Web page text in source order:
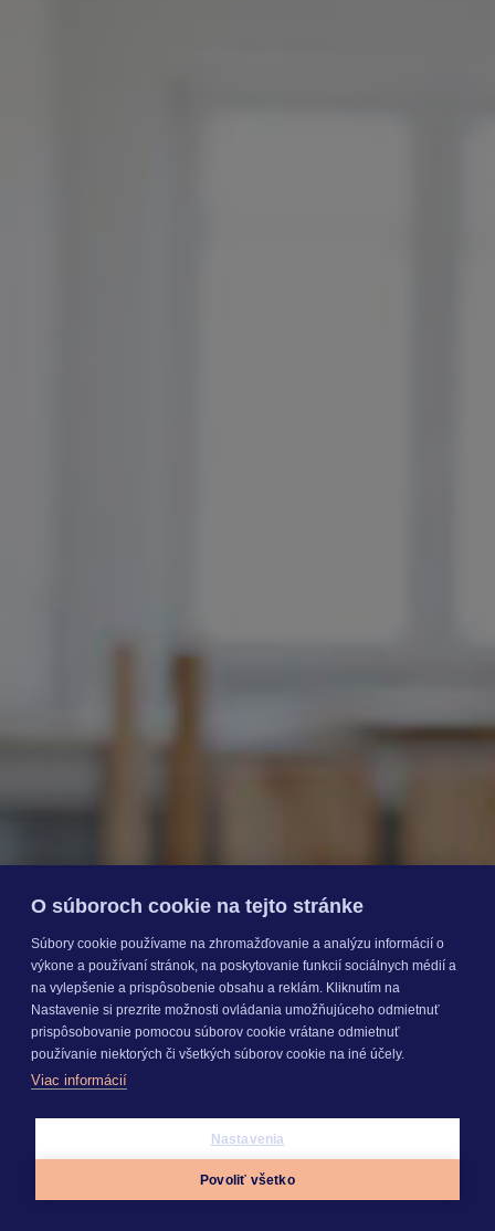
O súboroch cookie na tejto stránke
Súbory cookie používame na zhromažďovanie a analýzu informácií o
výkone a používaní stránok, na poskytovanie funkcií sociálnych médií a
na vylepšenie a prispôsobenie obsahu a reklám. Kliknutím na
Nastavenie si prezrite možnosti ovládania umožňujúceho odmietnuť
prispôsobovanie pomocou súborov cookie vrátane odmietnuť
používanie niektorých či všetkých súborov cookie na iné účely.
Viac informácií
Nastavenia
Povoliť všetko